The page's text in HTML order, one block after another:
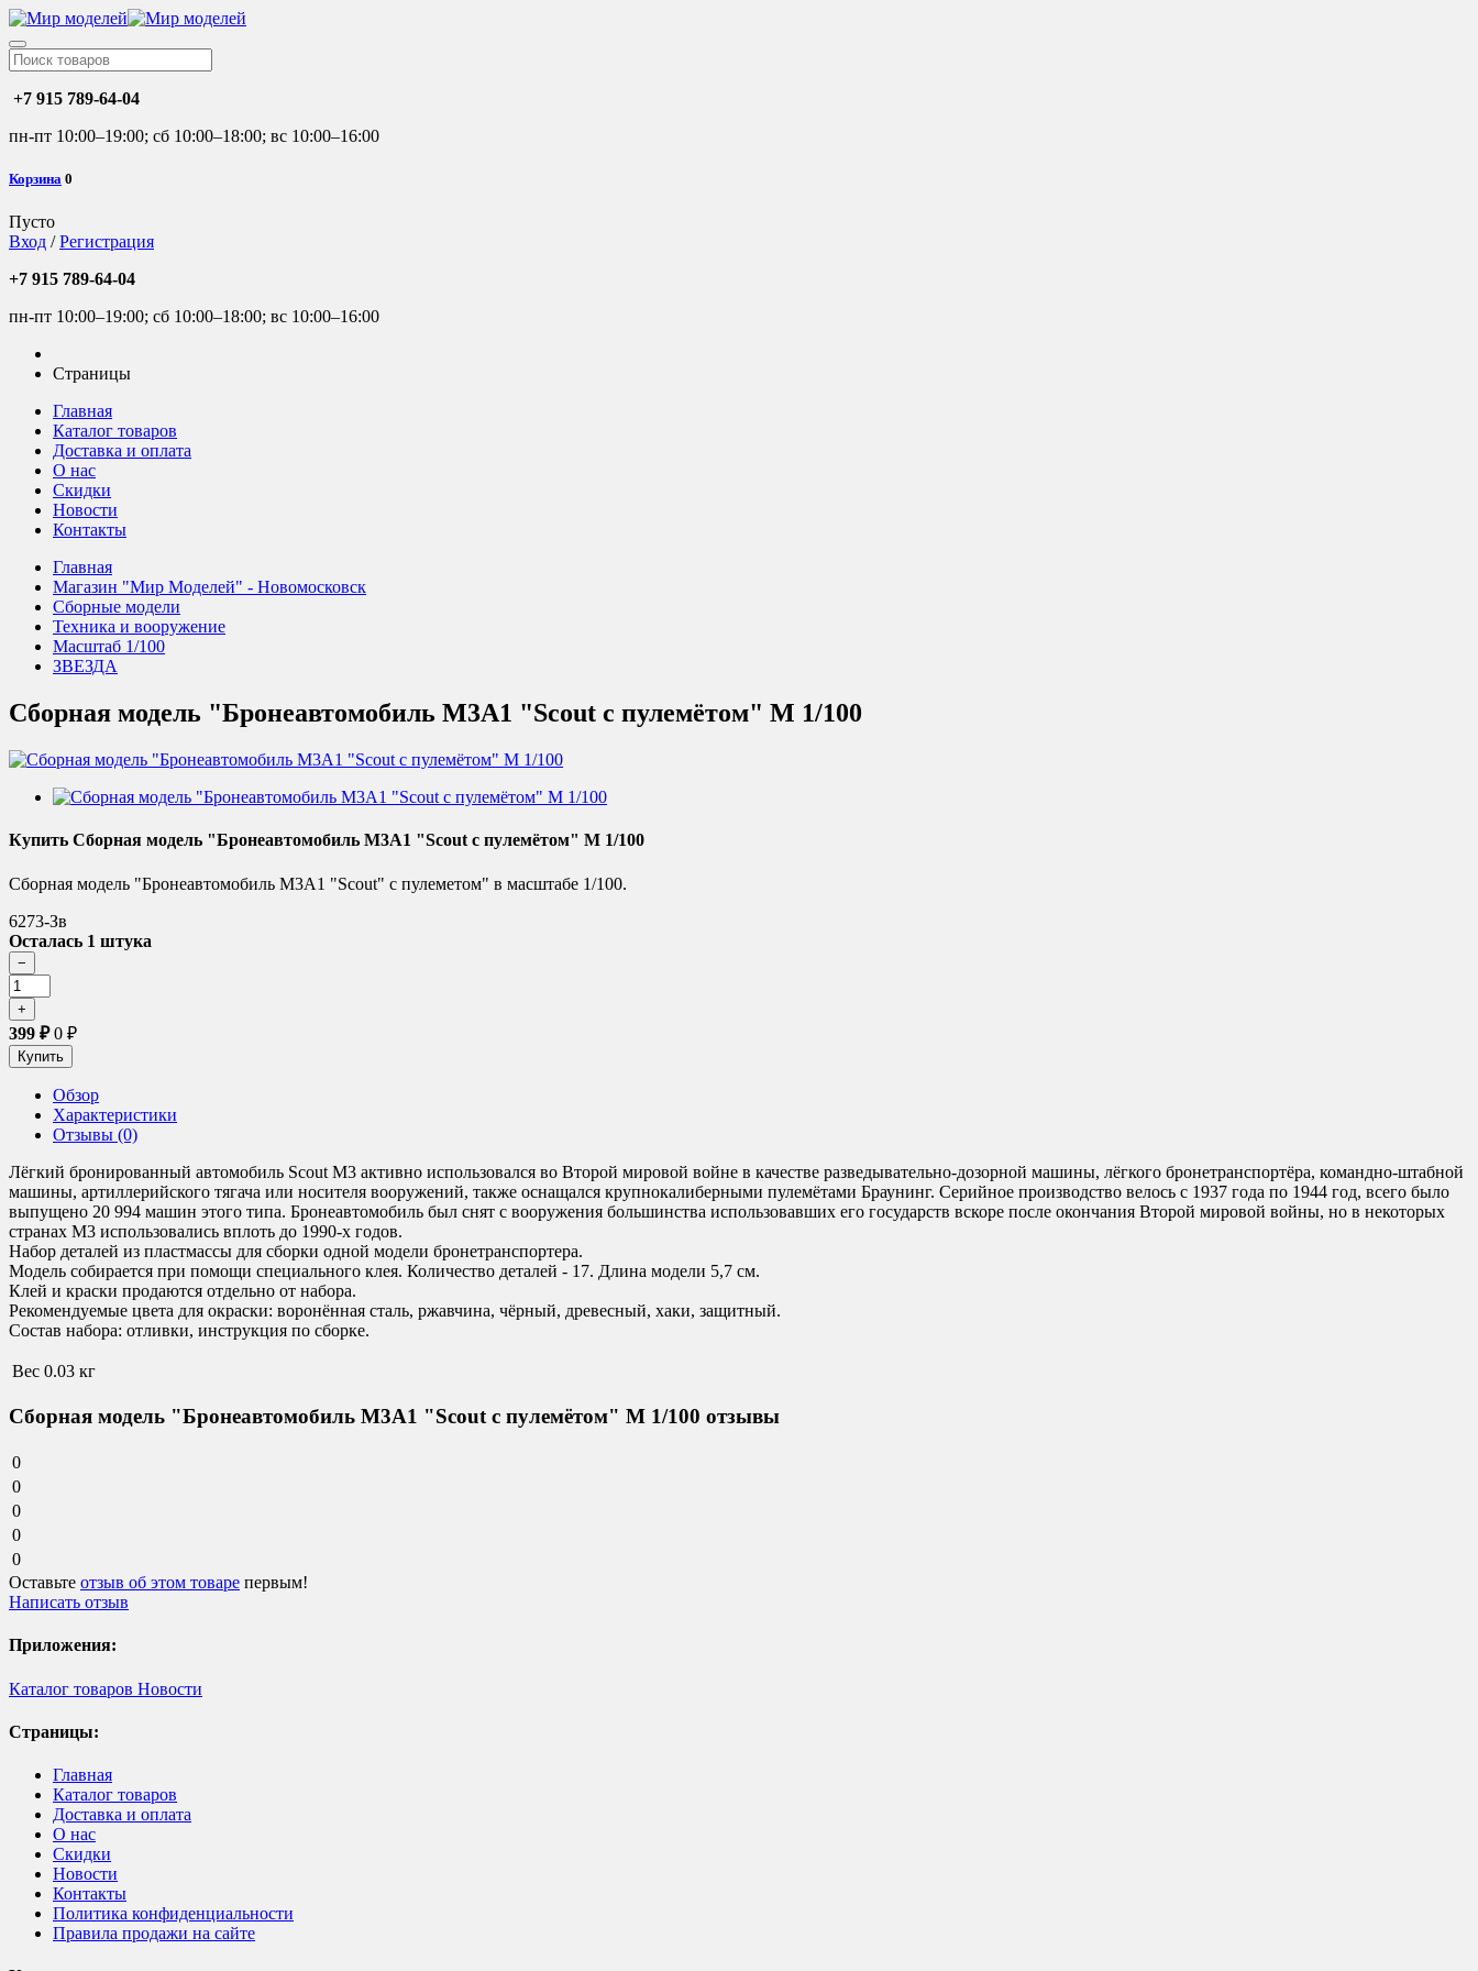
+7 915 789-64-04
пн-пт 10:00–19:00; сб 10:00–18:00; вс 10:00–16:00
Корзина 0
Пусто
Вход /Регистрация
+7 915 789-64-04
пн-пт 10:00–19:00; сб 10:00–18:00; вс 10:00–16:00
Страницы
Главная
Каталог товаров
Доставка и оплата
О нас
Скидки
Новости
Контакты
Главная
Магазин "Мир Моделей" - Новомосковск
Сборные модели
Техника и вооружение
Масштаб 1/100
ЗВЕЗДА
Сборная модель "Бронеавтомобиль M3A1 "Scout с пулемётом" М 1/100
Купить Сборная модель "Бронеавтомобиль M3A1 "Scout с пулемётом" М 1/100
Сборная модель "Бронеавтомобиль M3A1 "Scout" с пулеметом" в масштабе 1/100.
6273-Зв
Осталась 1 штука
399 ₽0 ₽
Обзор
Характеристики
Отзывы (0)
Лёгкий бронированный автомобиль Scout M3 активно использовался во Второй мировой войне в качестве разведывательно-дозорной машины, лёгкого бронетранспортёра, командно-штабной
машины, артиллерийского тягача или носителя вооружений, также оснащался крупнокалиберными пулемётами Браунинг. Серийное производство велось с 1937 года по 1944 год, всего было
выпущено 20 994 машин этого типа. Бронеавтомобиль был снят с вооружения большинства использовавших его государств вскоре после окончания Второй мировой войны, но в некоторых
странах M3 использовались вплоть до 1990-х годов.
Набор деталей из пластмассы для сборки одной модели бронетранспортера.
Модель собирается при помощи специального клея. Количество деталей - 17. Длина модели 5,7 см.
Клей и краски продаются отдельно от набора.
Рекомендуемые цвета для окраски: воронённая сталь, ржавчина, чёрный, древесный, хаки, защитный.
Состав набора: отливки, инструкция по сборке.
Вес 0.03 кг
Сборная модель "Бронеавтомобиль M3A1 "Scout с пулемётом" М 1/100 отзывы
0
0
0
0
0
Оставьте отзыв об этом товаре первым!
Написать отзыв
Приложения:
Каталог товаров Новости
Страницы:
Главная
Каталог товаров
Доставка и оплата
О нас
Скидки
Новости
Контакты
Политика конфиденциальности
Правила продажи на сайте